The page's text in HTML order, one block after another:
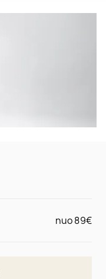
nuo 89€